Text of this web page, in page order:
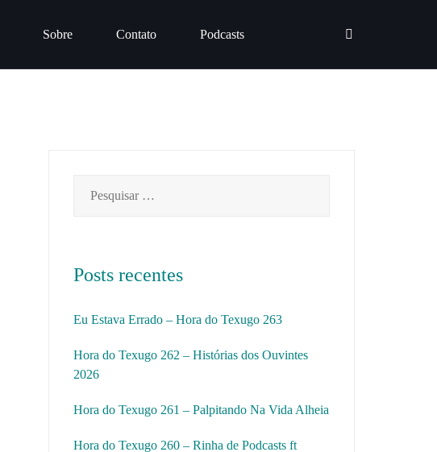
Sobre Contato Podcasts
por:
Posts recentes
Eu Estava Errado – Hora do Texugo 263
Hora do Texugo 262 – Histórias dos Ouvintes
2026
Hora do Texugo 261 – Palpitando Na Vida Alheia
Hora do Texugo 260 – Rinha de Podcasts ft